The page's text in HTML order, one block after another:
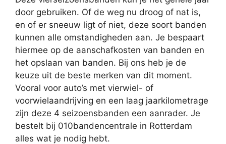
door gebruiken. Of de weg nu droog of nat is,
en of er sneeuw ligt of niet, deze soort banden
kunnen alle omstandigheden aan. Je bespaart
hiermee op de aanschafkosten van banden en
het opslaan van banden. Bij ons heb je de
keuze uit de beste merken van dit moment.
Vooral voor auto’s met vierwiel- of
voorwielaandrijving en een laag jaarkilometrage
zijn deze 4 seizoensbanden een aanrader. Je
bestelt bij 010bandencentrale in Rotterdam
alles wat je nodig hebt.